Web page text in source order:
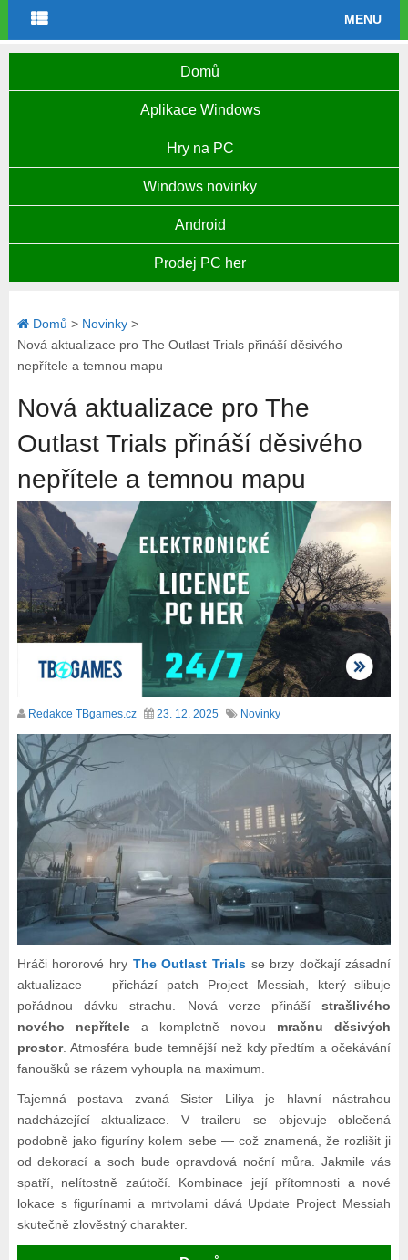
MENU
Domů
Aplikace Windows
Hry na PC
Windows novinky
Android
Prodej PC her
Domů > Novinky>
Nová aktualizace pro The Outlast Trials přináší děsivého
nepřítele a temnou mapu
Nová aktualizace pro The
Outlast Trials přináší děsivého
nepřítele a temnou mapu
Redakce TBgames.cz 23. 12. 2025 Novinky
Hráči hororové hry The Outlast Trialsse brzy dočkají zásadní
aktualizace — přichází patch Project Messiah, který slibuje
pořádnou dávku strachu. Nová verze přinášístrašlivého
nového nepřítelea kompletně novou mračnu děsivých
prostor. Atmosféra bude temnější než kdy předtím a očekávání
fanoušků se rázem vyhoupla na maximum.
Tajemná postava zvaná Sister Liliya je hlavní nástrahou
nadcházející aktualizace. V traileru se objevuje oblečená
podobně jako figuríny kolem sebe — což znamená, že rozlišit ji
od dekorací a soch bude opravdová noční můra. Jakmile vás
spatří, nelítostně zaútočí. Kombinace její přítomnosti a nové
lokace s figurínami a mrtvolami dává Update Project Messiah
skutečně zlověstný charakter.